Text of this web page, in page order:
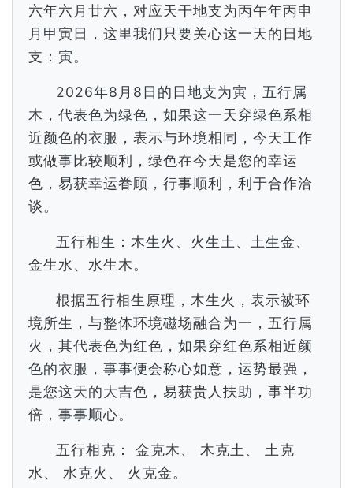
六年六月廿六，对应天干地支为丙午年丙申
月甲寅日，这里我们只要关心这一天的日地
支：寅。
2026年8月8日的日地支为寅，五行属
木，代表色为绿色，如果这一天穿绿色系相
近颜色的衣服，表示与环境相同，今天工作
或做事比较顺利，绿色在今天是您的幸运
色，易获幸运眷顾，行事顺利，利于合作洽
谈。
五行相生：木生火、火生土、土生金、
金生水、水生木。
根据五行相生原理，木生火，表示被环
境所生，与整体环境磁场融合为一，五行属
火，其代表色为红色，如果穿红色系相近颜
色的衣服，事事便会称心如意，运势最强，
是您这天的大吉色，易获贵人扶助，事半功
倍，事事顺心。
五行相克： 金克木、 木克土、 土克
水、 水克火、 火克金。